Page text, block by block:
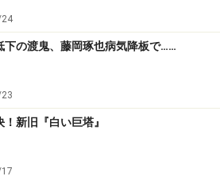
下の渡鬼、藤岡琢也病気降板で……
！新旧『白い巨塔』